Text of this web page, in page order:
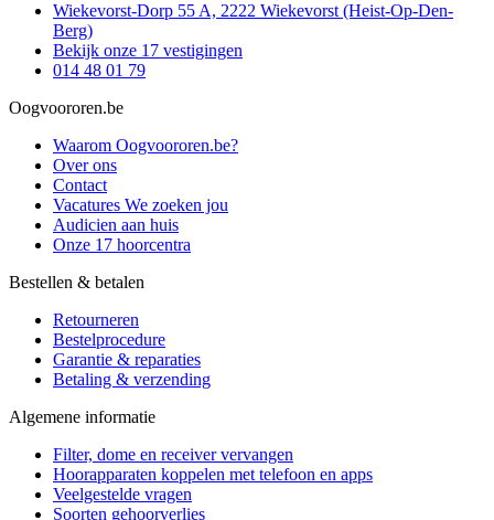
Wiekevorst-Dorp 55 A, 2222 Wiekevorst (Heist-Op-Den-
Berg)
Bekijk onze 17 vestigingen
014 48 01 79
Oogvoororen.be
Waarom Oogvoororen.be?
Over ons
Contact
Vacatures We zoeken jou
Audicien aan huis
Onze 17 hoorcentra
Bestellen & betalen
Retourneren
Bestelprocedure
Garantie & reparaties
Betaling & verzending
Algemene informatie
Filter, dome en receiver vervangen
Hoorapparaten koppelen met telefoon en apps
Veelgestelde vragen
Soorten gehoorverlies